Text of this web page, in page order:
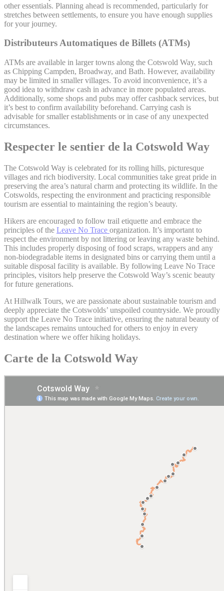
other essentials. Planning ahead is recommended, particularly for
stretches between settlements, to ensure you have enough supplies
for your journey.
Distributeurs Automatiques de Billets (ATMs)
ATMs are available in larger towns along the Cotswold Way, such
as Chipping Campden, Broadway, and Bath. However, availability
may be limited in smaller villages. To avoid inconvenience, it’s a
good idea to withdraw cash in advance in more populated areas.
Additionally, some shops and pubs may offer cashback services, but
it’s best to confirm availability beforehand. Carrying cash is
advisable for smaller establishments or in case of any unexpected
circumstances.
Respecter le sentier de la Cotswold Way
The Cotswold Way is celebrated for its rolling hills, picturesque
villages and rich biodiversity. Local communities take great pride in
preserving the area’s natural charm and protecting its wildlife. In the
Cotswolds, respecting the environment and practicing responsible
tourism are essential to maintaining the region’s beauty.
Hikers are encouraged to follow trail etiquette and embrace the
principles of the Leave No Trace organization. It’s important to
respect the environment by not littering or leaving any waste behind.
This includes properly disposing of food scraps, wrappers and any
non-biodegradable items in designated bins or carrying them until a
suitable disposal facility is available. By following Leave No Trace
principles, visitors help preserve the Cotswold Way’s scenic beauty
for future generations.
At Hillwalk Tours, we are passionate about sustainable tourism and
deeply appreciate the Cotswolds’ unspoiled countryside. We proudly
support the Leave No Trace initiative, ensuring the natural beauty of
the landscapes remains untouched for others to enjoy in every
destination where we offer hiking holidays.
Carte de la Cotswold Way